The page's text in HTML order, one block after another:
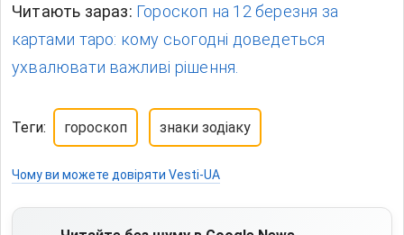
Читають зараз: Гороскоп на 12 березня за
картами таро: кому сьогодні доведеться
ухвалювати важливі рішення.
Теги: гороскоп знаки зодіаку
Чому ви можете довіряти Vesti-UA